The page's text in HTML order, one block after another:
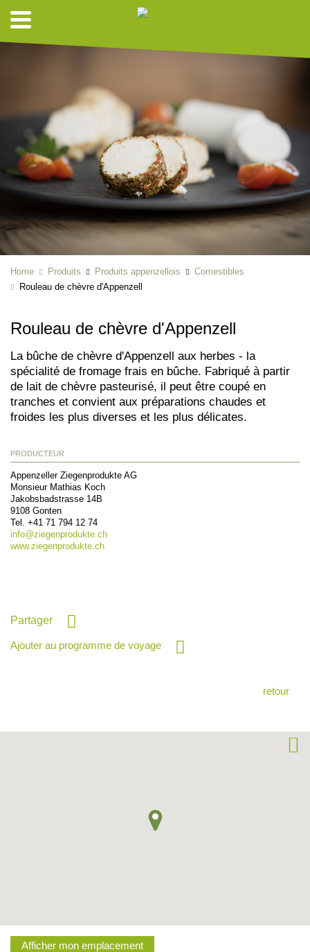
Home Produits Produits appenzellois
Comestibles
Rouleau de chèvre d'Appenzell
Rouleau de chèvre d'Appenzell
La bûche de chèvre d'Appenzell aux herbes - la
spécialité de fromage frais en bûche. Fabriqué à partir
de lait de chèvre pasteurisé, il peut être coupé en
tranches et convient aux préparations chaudes et
froides les plus diverses et les plus délicates.
PRODUCTEUR
Appenzeller Ziegenprodukte AG
Monsieur Mathias Koch
Jakobsbadstrasse 14B
9108 Gonten
Tel. +41 71 794 12 74
info@ziegenprodukte.ch
www.ziegenprodukte.ch
Partager
Ajouter au programme de voyage
retour
Afficher mon emplacement